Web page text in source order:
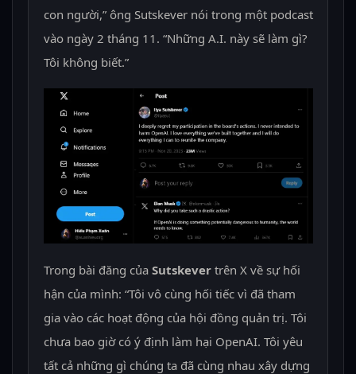
con người,” ông Sutskever nói trong một podcast
vào ngày 2 tháng 11. “Những A.I. này sẽ làm gì?
Tôi không biết.”
Trong bài đăng của Sutskever trên X về sự hối
hận của mình: “Tôi vô cùng hối tiếc vì đã tham
gia vào các hoạt động của hội đồng quản trị. Tôi
chưa bao giờ có ý định làm hại OpenAI. Tôi yêu
tất cả những gì chúng ta đã cùng nhau xây dựng